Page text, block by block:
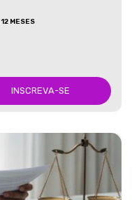
MESES
INSCREVA-SE